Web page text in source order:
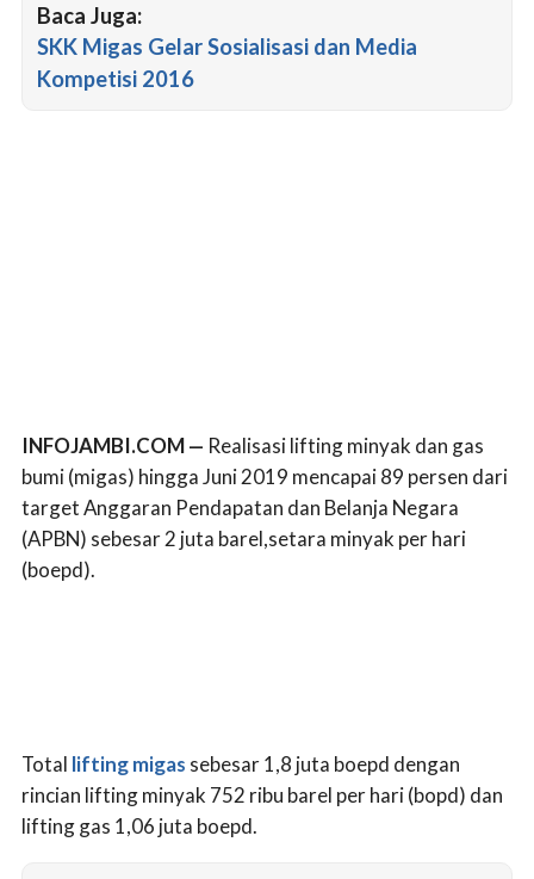
Baca Juga:
SKK Migas Gelar Sosialisasi dan Media
Kompetisi 2016
INFOJAMBI.COM — Realisasi lifting minyak dan gas
bumi (migas) hingga Juni 2019 mencapai 89 persen dari
target Anggaran Pendapatan dan Belanja Negara
(APBN) sebesar 2 juta barel,setara minyak per hari
(boepd).
Total lifting migas sebesar 1,8 juta boepd dengan
rincian lifting minyak 752 ribu barel per hari (bopd) dan
lifting gas 1,06 juta boepd.